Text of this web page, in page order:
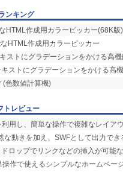
ンキング
HTML作成用カラーピッカー(68K版)
HTML作成用カラーピッカー
ストにグラデーションをかける高
キストにグラデーションをかける高
(色数値計算機)
トレビュー
用し、簡単な操作で複雑なレイア
な動きを加え、SWFとして出力で
ロップでリンクなどの挿入が可能
操作で使えるシンプルなホームペー